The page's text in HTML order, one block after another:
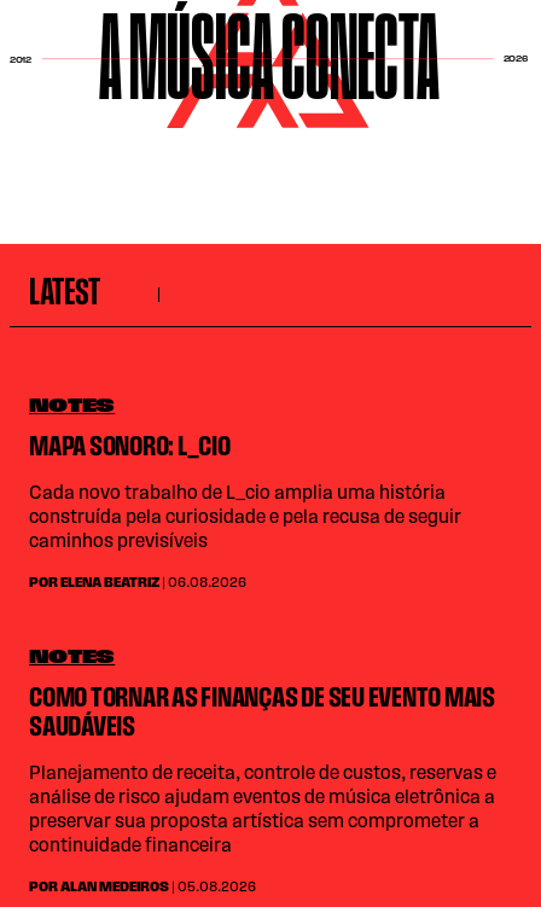
A MÚSICA CONECTA
2012 2026
LATEST
NOTES
MAPA SONORO: L_CIO
Cada novo trabalho de L_cio amplia uma história
construída pela curiosidade e pela recusa de seguir
caminhos previsíveis
POR ELENA BEATRIZ | 06.08.2026
NOTES
COMO TORNAR AS FINANÇAS DE SEU EVENTO MAIS
SAUDÁVEIS
Planejamento de receita, controle de custos, reservas e
análise de risco ajudam eventos de música eletrônica a
preservar sua proposta artística sem comprometer a
continuidade financeira
POR ALAN MEDEIROS | 05.08.2026